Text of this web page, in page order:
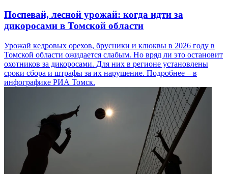
Поспевай, лесной урожай: когда идти за
дикоросами в Томской области
Урожай кедровых орехов, брусники и клюквы в 2026 году в
Томской области ожидается слабым. Но вряд ли это остановит
охотников за дикоросами. Для них в регионе установлены
сроки сбора и штрафы за их нарушение. Подробнее – в
инфографике РИА Томск.